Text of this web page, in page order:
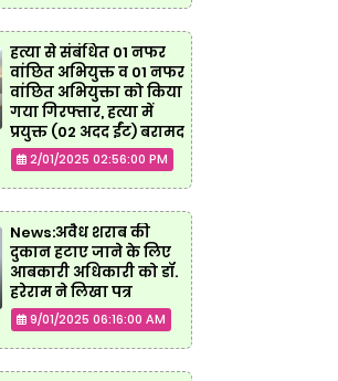
हत्या से संबंधित 01 नफर
वांछित अभियुक्त व 01 नफर
वांछित अभियुक्ता को किया
गया गिरफ्तार, हत्या में
प्रयुक्त (02 अदद ईंट) बरामद
2/01/2025 02:56:00 PM
News:अवैध शराब की
दुकान हटाए जाने के लिए
आबकारी अधिकारी को डॉ.
हरेराम ने लिखा पत्र
9/01/2025 06:16:00 AM